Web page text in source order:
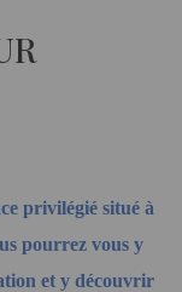
privilégié situé à
pourrez vous y
et y découvrir